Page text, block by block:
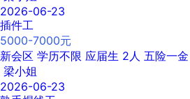
2026-06-23
插件工
5000-7000元
新会区 学历不限 应届生 2人 五险一金
梁小姐
2026-06-23